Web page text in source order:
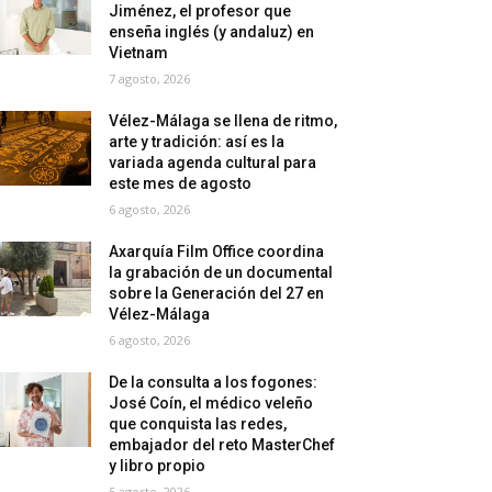
Jiménez, el profesor que
enseña inglés (y andaluz) en
Vietnam
7 agosto, 2026
Vélez-Málaga se llena de ritmo,
arte y tradición: así es la
variada agenda cultural para
este mes de agosto
6 agosto, 2026
Axarquía Film Office coordina
la grabación de un documental
sobre la Generación del 27 en
Vélez-Málaga
6 agosto, 2026
De la consulta a los fogones:
José Coín, el médico veleño
que conquista las redes,
embajador del reto MasterChef
y libro propio